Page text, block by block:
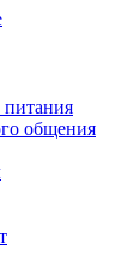
питания
общения